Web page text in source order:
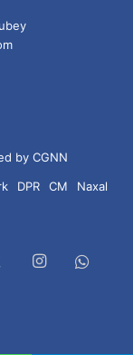
by CGNN
DPR CM
Naxal
TumblrInstagram